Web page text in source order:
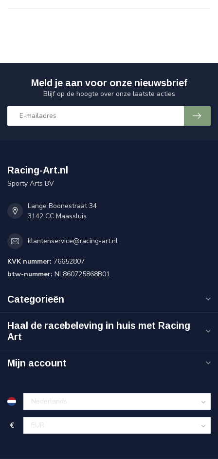
Meld je aan voor onze nieuwsbrief
Blijf op de hoogte over onze laatste acties
Racing-Art.nl
Sporty Arts BV
Lange Boonestraat 34
3142 CC Maassluis
klantenservice@racing-art.nl
KVK nummer: 76652807
btw-nummer: NL860725868B01
Categorieën
Haal de racebeleving in huis met Racing
Art
Mijn account
€